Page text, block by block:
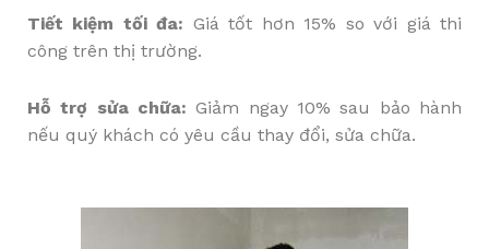
Tiết kiệm tối đa: Giá tốt hơn 15% so với giá thi
công trên thị trường.
Hỗ trợ sửa chữa: Giảm ngay 10% sau bảo hành
nếu quý khách có yêu cầu thay đổi, sửa chữa.